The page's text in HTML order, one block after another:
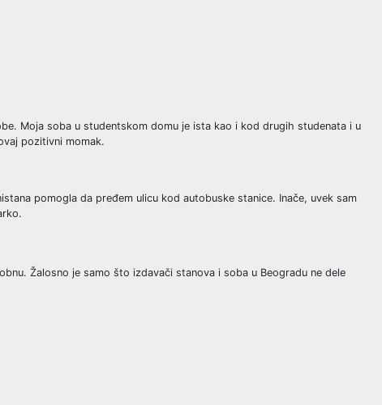
Moja soba u studentskom domu je ista kao i kod drugih studenata i u
pozitivni momak.
pomogla da pređem ulicu kod autobuske stanice. Inače, uvek sam
Žalosno je samo što izdavači stanova i soba u Beogradu ne dele